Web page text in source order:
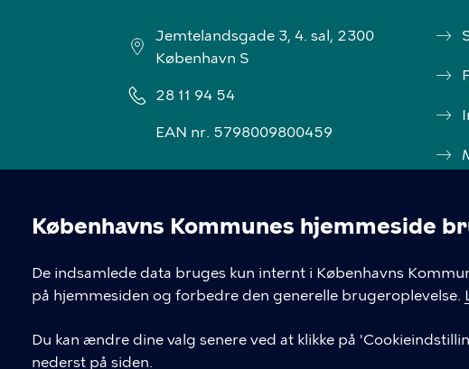
Københavns Kommunes hjemmeside
De indsamlede data bruges kun internt i Københavns
på hjemmesiden og forbedre den generelle brugeroplevelse.
Du kan ændre dine valg senere ved at klikke på
nederst på siden.
Jemtelandsgade 3, 4. sal, 2300
København S
28 11 94 54
EAN nr. 5798009800459